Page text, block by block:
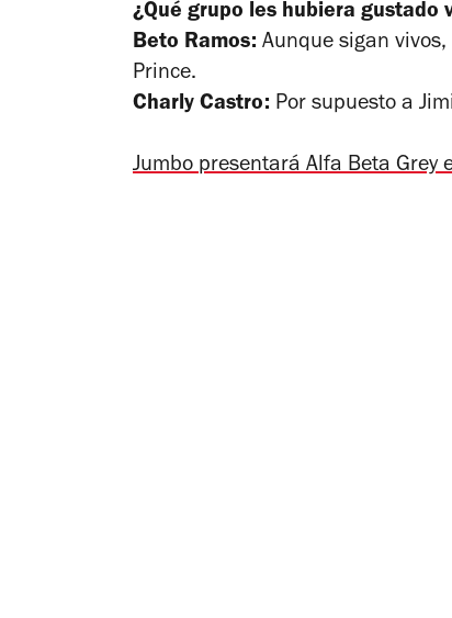
¿Qué grupo les hubiera gustado
Beto Ramos: Aunque sigan
Prince.
Charly Castro: Por supuesto a
Jumbo presentaráAlfa Beta Grey